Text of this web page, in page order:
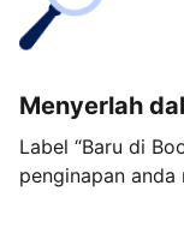
Menyerlah
Label “Baru di
penginapan anda